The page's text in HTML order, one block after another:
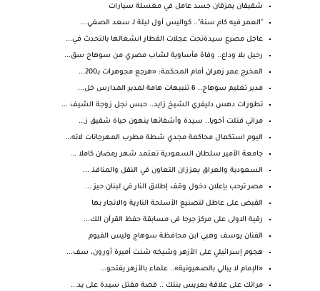
شقيقان يمزقان جسد عامل في مغسلة سيارات
"العمر فيه كام سنة".. كواليس أول ليلة لـ سعد الصغي...
عاجل مصرع سيدةتحت عجلات القطار انشغالها بالتحدث في...
رحيل بلا وداع.. وفاة مأساوية لشاب مصري من سوهاج سق...
المخرج عمر زهران أمام المحكمة: «هرجع مجوهرات بـ200...
مدير تعليم سوهاج.. 6 تنبيهات هامة لمدير المدارس خل...
تطورات دهس دليفري الشيخ زايد.. حبس نجل زوجة الشيف ...
مراتي قتلت أخويا.. سيدة وأشقائها ينهون حياة شقيق ز...
اليوم استكمال محاكمة مجدي شطة مطرب المهرجانات لاته...
جامعة الأمير سلطان السعودية تعتمد شهر رمضان كاملا ...
السعودية والعراق يعززان التعاون في النقل والمنافذ ...
مصر ترحب بإعلان دخول وقف إطلاق النار في لبنان حيز ...
القبض على عاطل لتصنيع الأسلحة النارية والاتجار بها
رقية الاولى على مركز جرجا فى مسابقة حفظ القرآن الك...
الفنان يوسف وهبي ابن محافظة سوهاج وليس الفيوم
هجوم إسرائيلي على الأزهر وشيخه شنت أميرة أورون، سف...
«الإمام لا يبالي بالصهيونية».. علماء بالأزهر يفتحو...
مراتك على علاقة بعريس بنتك .. قصة مقتل سيدة على يد...